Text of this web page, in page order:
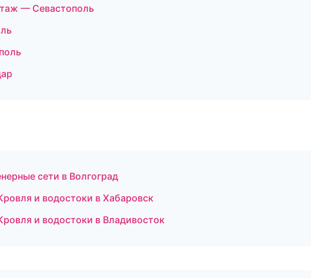
— Севастополь
сети в Волгоград
и водостоки в Хабаровск
и водостоки в Владивосток